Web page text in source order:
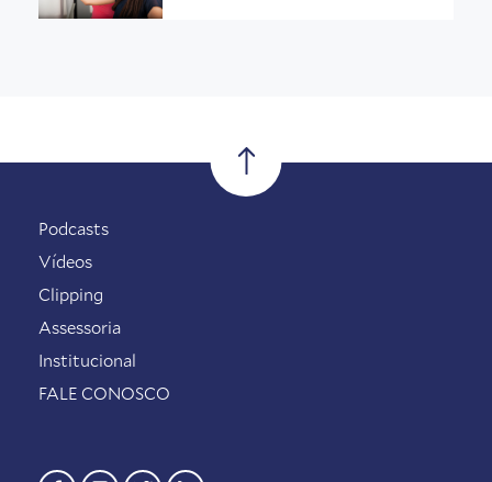
Podcasts
Vídeos
Clipping
Assessoria
Institucional
FALE CONOSCO